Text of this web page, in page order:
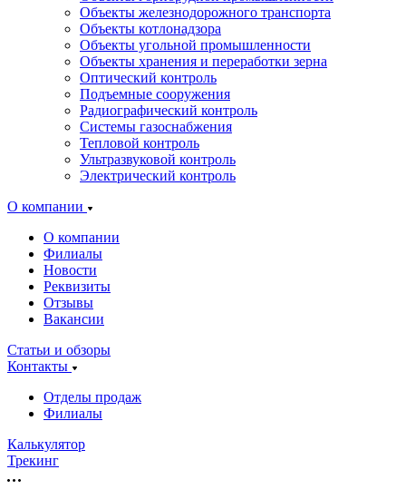
Объекты железнодорожного транспорта
Объекты котлонадзора
Объекты угольной промышленности
Объекты хранения и переработки зерна
Оптический контроль
Подъемные сооружения
Радиографический контроль
Системы газоснабжения
Тепловой контроль
Ультразвуковой контроль
Электрический контроль
О компании
О компании
Филиалы
Новости
Реквизиты
Отзывы
Вакансии
Статьи и обзоры
Контакты
Отделы продаж
Филиалы
Калькулятор
Трекинг